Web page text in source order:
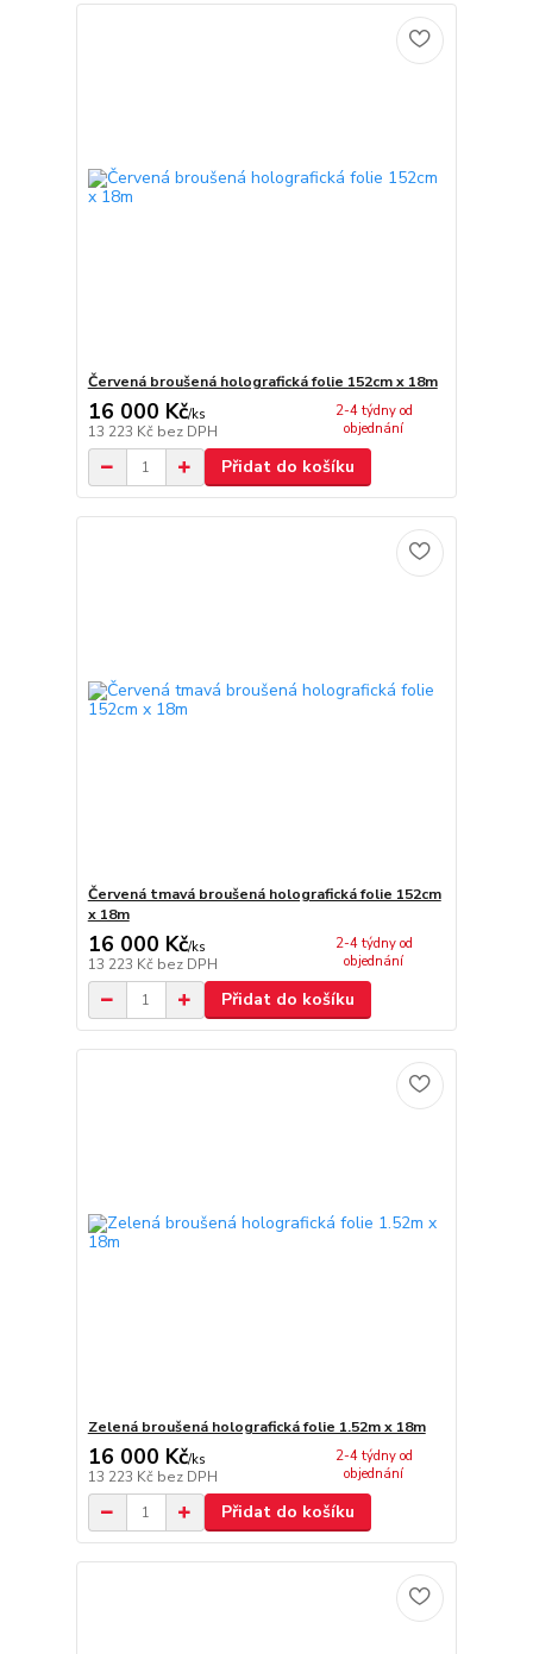
Červená broušená holografická folie 152cm x 18m
16 000 Kč/ks
13 223 Kč bez DPH
2-4 týdny od
objednání
Přidat do košíku
Červená tmavá broušená holografická folie 152cm
x 18m
16 000 Kč/ks
13 223 Kč bez DPH
2-4 týdny od
objednání
Přidat do košíku
Zelená broušená holografická folie 1.52m x 18m
16 000 Kč/ks
13 223 Kč bez DPH
2-4 týdny od
objednání
Přidat do košíku